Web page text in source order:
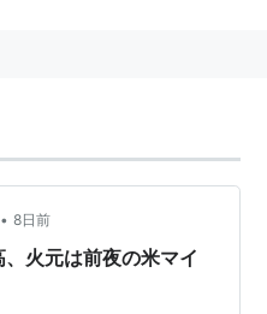
• 8日前
火元は前夜の米マイ